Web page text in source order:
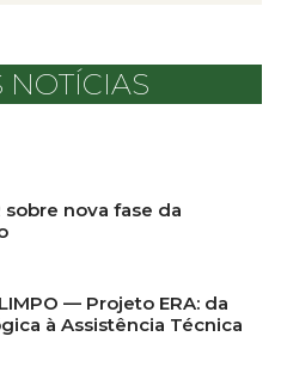
NOTÍCIAS
sobre nova fase da
— Projeto ERA: da
à Assistência Técnica